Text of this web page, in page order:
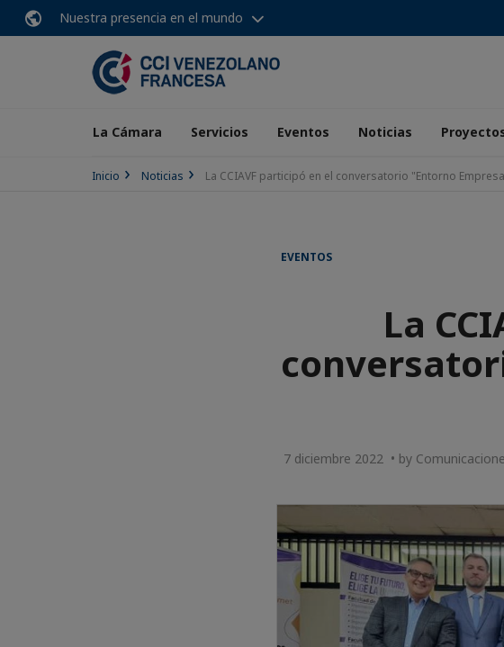
Nuestra presencia en el mundo
La Cámara Servicios Eventos Noticias
Inicio Noticias La CCIAVF participó en el conversatorio "Entorno
EVENTOS
La
7 diciembre 2022 • by